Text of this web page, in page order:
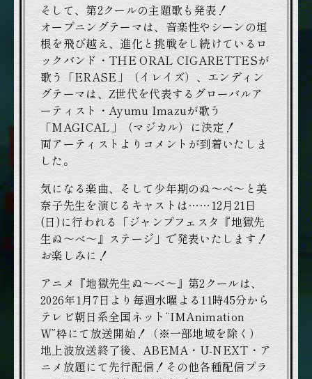
そして、第2クールの主題歌も発表！
オープニングテーマは、音楽性やシーンの垣
根を飛び越え、進化と挑戦をし続けているロ
ックバンド・THE ORAL CIGARETTESが
歌う「ERASE」（イレイズ）、エンディン
グテーマは、Z世代を代表するグローバルア
ーティスト・Ayumu Imazuが歌う
「MAGICAL」（マジカル）に決定！
両アーティストよりコメントが到着いたしま
した。
気になる楽曲、そして少年期のぬ～べ～と美
奈子先生を演じるキャストは……12月21日
(日)に行われる「ジャンプフェスタ『地獄先
生ぬ～べ～』ステージ」で発表いたします！
お楽しみに！
アニメ『地獄先生ぬ～べ～』第2クールは、
2026年1月7日より毎週水曜よる11時45分から
テレビ朝日系全国ネット“IMAnimation
W”枠にて放送開始！（※一部地域を除く）
地上波放送終了後、ABEMA・U-NEXT・ア
ニメ放題にて先行配信！その他各種配信プラ